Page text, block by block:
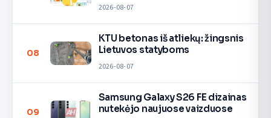
2026-08-07
08
KTU betonas iš atliekų: žingsnis
Lietuvos statyboms
2026-08-07
09
Samsung Galaxy S26 FE dizainas
nutekėjo naujuose vaizduose